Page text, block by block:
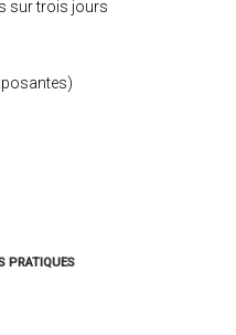
sur trois jours
PRATIQUES